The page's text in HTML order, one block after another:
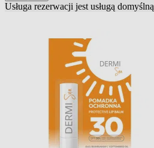
Usługa rezerwacji jest usługą domyślną